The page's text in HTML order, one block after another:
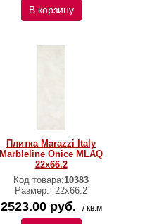
В корзину
Плитка Marazzi Italy
Marbleline Onice MLAQ
22х66.2
Код товара:10383
Размер: 22х66.2
2523.00 руб. / кв.м